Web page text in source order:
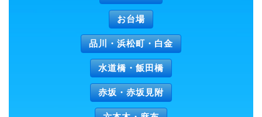
お台場
品川・浜松町・白金
水道橋・飯田橋
赤坂・赤坂見附